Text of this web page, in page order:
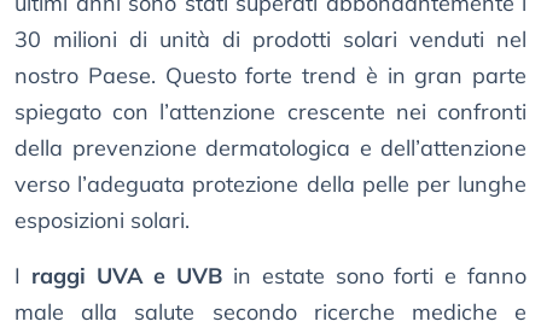
30 milioni di unità di prodotti solari venduti nel
nostro Paese. Questo forte trend è in gran parte
spiegato con l’attenzione crescente nei confronti
della prevenzione dermatologica e dell’attenzione
verso l’adeguata protezione della pelle per lunghe
esposizioni solari.
I raggi UVA e UVB in estate sono forti e fanno
male alla salute secondo ricerche mediche e